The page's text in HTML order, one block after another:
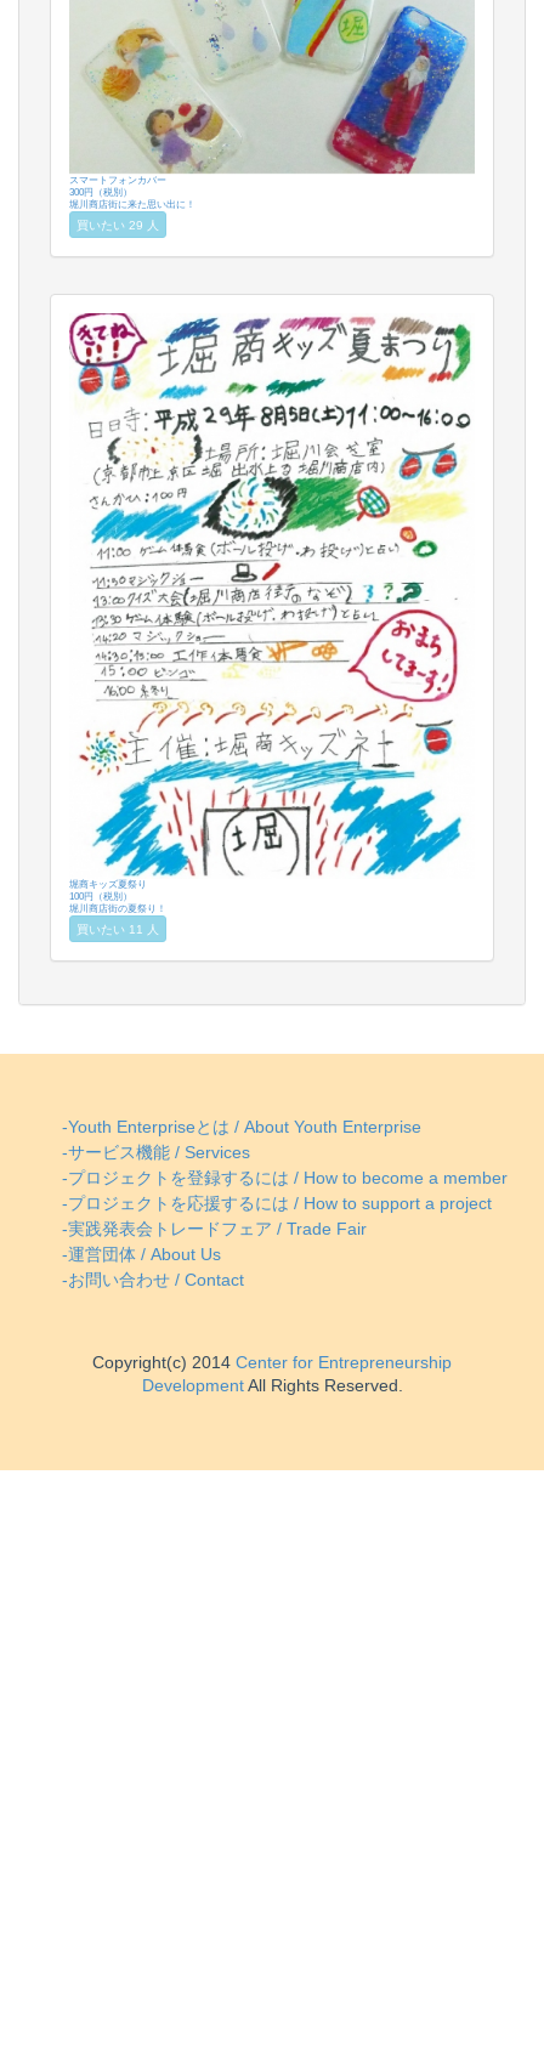
スマートフォンカバー
300円（税別）
堀川商店街に来た思い出に！
買いたい 29 人
堀商キッズ夏祭り
100円（税別）
堀川商店街の夏祭り！
買いたい 11 人
-Youth Enterpriseとは / About Youth Enterprise
-サービス機能 / Services
-プロジェクトを登録するには / How to become a member
-プロジェクトを応援するには / How to support a project
-実践発表会トレードフェア / Trade Fair
-運営団体 / About Us
-お問い合わせ / Contact
Copyright(c) 2014 Center for Entrepreneurship
DevelopmentAll Rights Reserved.